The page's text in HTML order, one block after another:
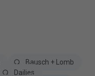
Bausch + Lomb
Dailies